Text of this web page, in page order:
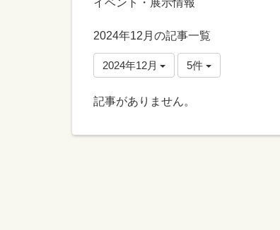
イベント・展示情報
2024年12月の記事一覧
2024年12月 5件
記事がありません。